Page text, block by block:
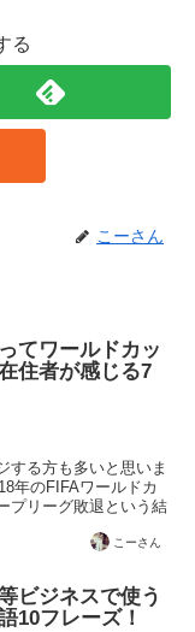
る
こーさん
てワールドカッ
住者が感じる7
する方も多いと思いま
年のFIFAワールドカ
プリーグ敗退という結
こーさん
ビジネスで使う
10フレーズ！